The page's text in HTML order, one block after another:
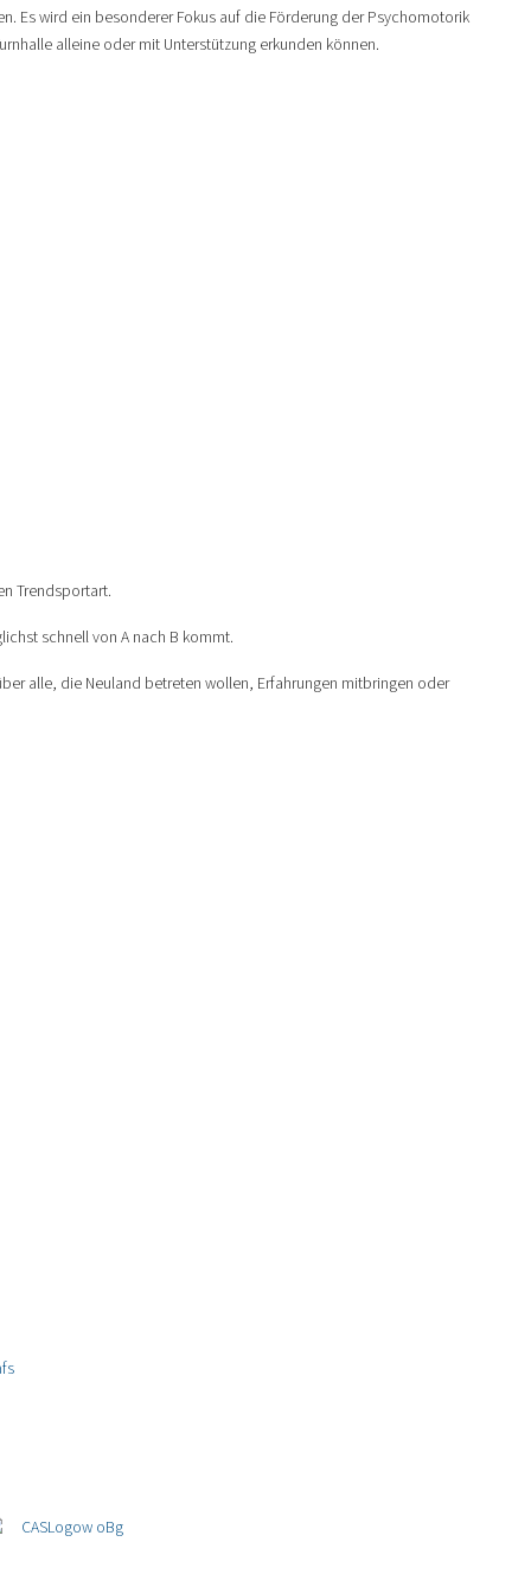
Es wird ein besonderer Fokus auf die Förderung der Psychomotorik
alleine oder mit Unterstützung erkunden können.
Trendsportart.
schnell von A nach B kommt.
alle, die Neuland betreten wollen, Erfahrungen mitbringen oder